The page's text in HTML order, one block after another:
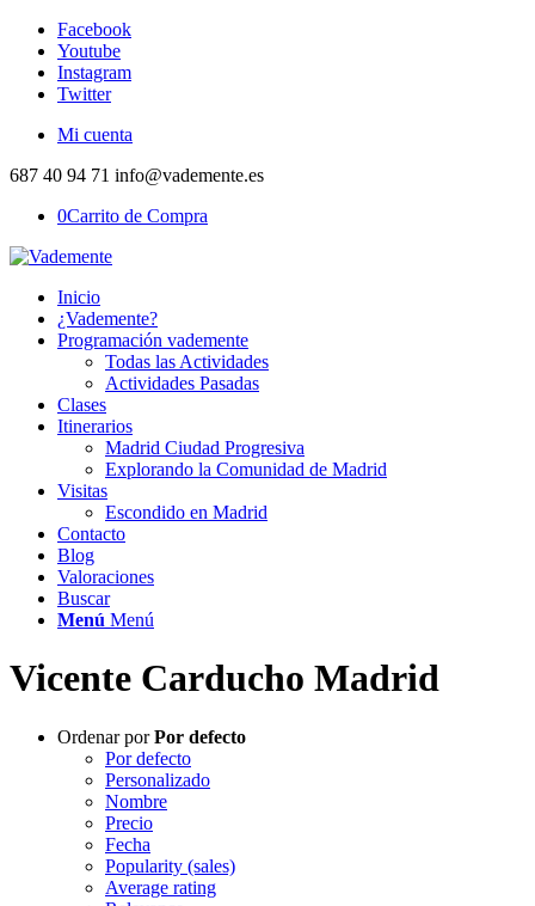
Facebook
Youtube
Instagram
Twitter
Mi cuenta
687 40 94 71 info@vademente.es
0Carrito de Compra
Inicio
¿Vademente?
Programación vademente
Todas las Actividades
Actividades Pasadas
Clases
Itinerarios
Madrid Ciudad Progresiva
Explorando la Comunidad de Madrid
Visitas
Escondido en Madrid
Contacto
Blog
Valoraciones
Buscar
Menú Menú
Vicente Carducho Madrid
Ordenar porPor defecto
Por defecto
Personalizado
Nombre
Precio
Fecha
Popularity (sales)
Average rating